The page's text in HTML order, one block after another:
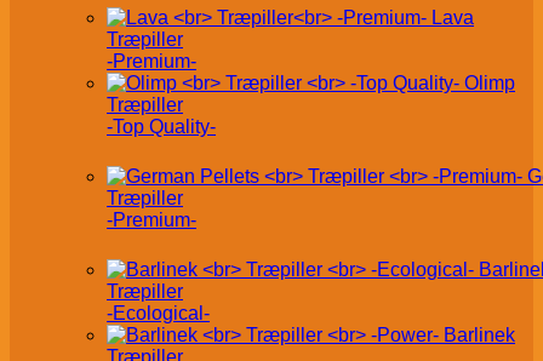
Lava
Træpiller
-Premium-
Olimp
Træpiller
-Top Quality-
Træpiller
-Premium-
Træpiller
-Ecological-
Barlinek
Træpiller